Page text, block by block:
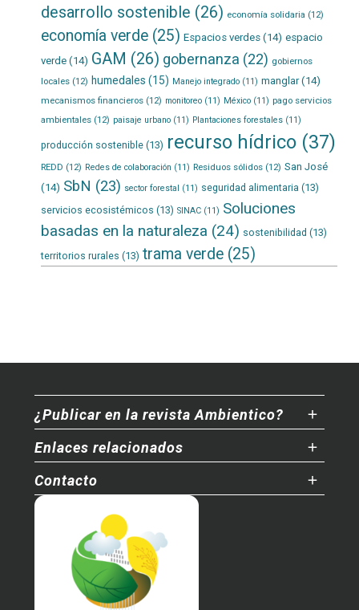
desarrollo sostenible (26) economía solidaria (12)
economía verde(25) Espacios verdes(14) espacio
verde(14) GAM (26) gobernanza (22) gobiernos
locales(12) humedales (15) Manejo integrado(11) manglar(14)
mecanismos financieros(12) monitoreo(11) México(11) pago servicios
ambientales(12) paisaje urbano(11) Plantaciones forestales(11)
producción sostenible(13) recurso hídrico(37)
REDD (12) Redes de colaboración (11) Residuos sólidos(12) San José
(14) SbN (23) sector forestal (11) seguridad alimentaria (13)
servicios ecosistémicos (13) SINAC(11) Soluciones
basadas en la naturaleza (24) sostenibilidad (13)
territorios rurales (13) trama verde(25)
¿Publicar en la revista Ambientico?
Enlaces relacionados
Contacto